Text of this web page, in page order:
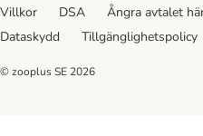
Villkor
DSA Ångra avtalet
Dataskydd
Tillgänglighetspolicy
© zooplus SE 2026